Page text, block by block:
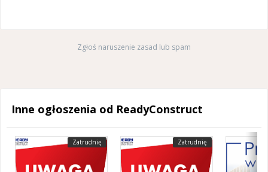
Zgłoś naruszenie zasad lub spam
Inne ogłoszenia od ReadyConstruct
Zatrudnię Zatrudnię